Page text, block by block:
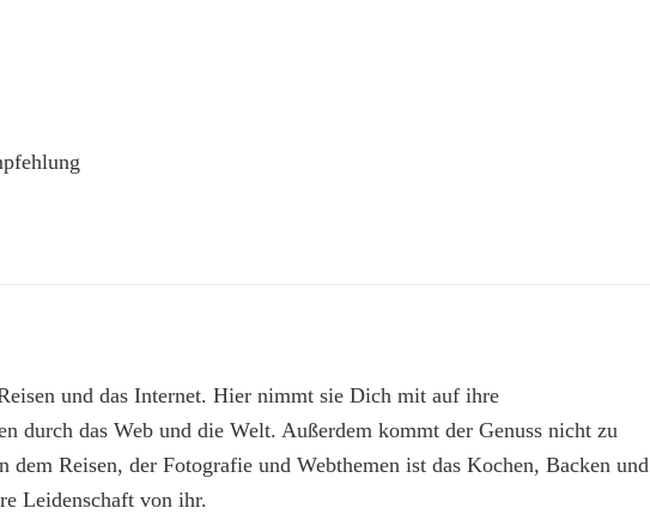
und das Internet. Hier nimmt sie Dich mit auf ihre
durch das Web und die Welt. Außerdem kommt der Genuss nicht zu
dem Reisen, der Fotografie und Webthemen ist das Kochen, Backen und
Leidenschaft von ihr.